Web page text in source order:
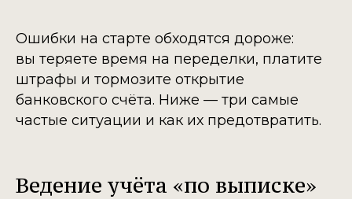
Ошибки на старте обходятся дороже:
вы теряете время на переделки, платите
штрафы и тормозите открытие
банковского счёта. Ниже — три самые
частые ситуации и как их предотвратить.
Ведение учёта «по выписке»